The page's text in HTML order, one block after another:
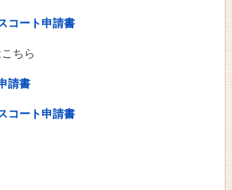
コート申請書
ちら
請書
コート申請書